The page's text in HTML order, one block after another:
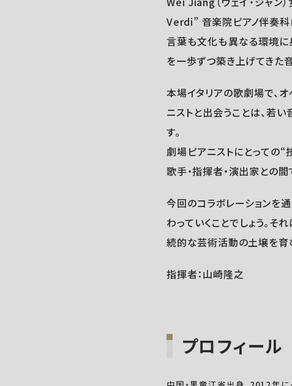
Verdi” 音楽院ピアノ伴奏科
言葉も文化も異なる環境に
を一歩ずつ築き上げてきた
本場イタリアの歌劇場で、
ニストと出会うことは、若
す。
劇場ピアニストにとっての
歌手・指揮者・演出家との
今回のコラボレーションを
わっていくことでしょう。
続的な芸術活動の土壌を育
指揮者：山崎隆之
プロフィール